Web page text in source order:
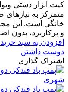
متمرکز به
و پرکاربرد، بدون
افزودن به سبد خرید
دوست داشتن
اشتراک گذاری